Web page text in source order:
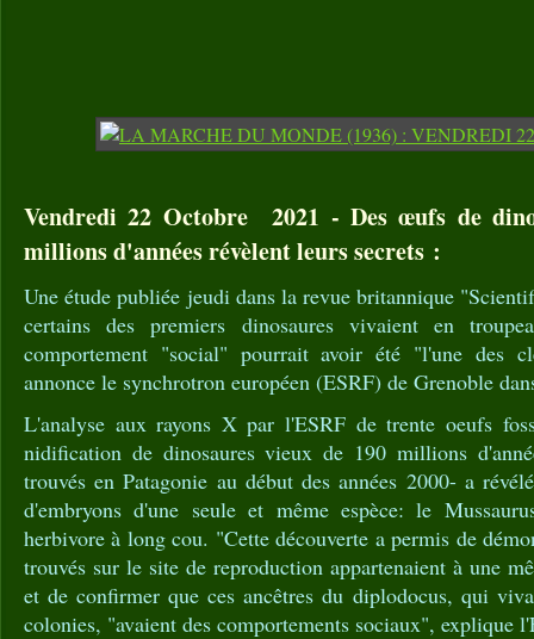
Vendredi 22 Octobre 2021 - Des œufs de
millions d'années révèlent leurs secrets :
Une étude publiée jeudi dans la revue britannique
certains des premiers dinosaures vivaient en
comportement "social" pourrait avoir été "l'une des
annonce le synchrotron européen (ESRF) de Grenoble
L'analyse aux rayons X par l'ESRF de trente oeufs
nidification de dinosaures vieux de 190 millions
trouvés en Patagonie au début des années 2000- a
d'embryons d'une seule et même espèce: le
herbivore à long cou. "Cette découverte a permis de
trouvés sur le site de reproduction appartenaient à une
et de confirmer que ces ancêtres du diplodocus, qui
colonies, "avaient des comportements sociaux", explique